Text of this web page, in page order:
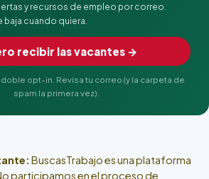
y recursos de empleo por correo.
cuando quiera.
recibir las vacantes →
opt-in. Revisa tu correo (y la carpeta de
spam la primera vez).
BuscasTrabajo es una plataforma
participamos en el proceso de